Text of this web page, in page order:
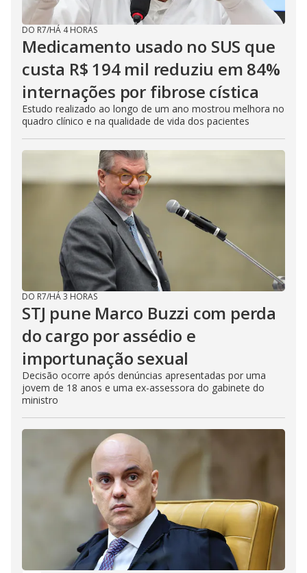
DO R7/HÁ 4 HORAS
Medicamento usado no SUS que
custa R$ 194 mil reduziu em 84%
internações por fibrose cística
Estudo realizado ao longo de um ano mostrou melhora no
quadro clínico e na qualidade de vida dos pacientes
DO R7/HÁ 3 HORAS
STJ pune Marco Buzzi com perda
do cargo por assédio e
importunação sexual
Decisão ocorre após denúncias apresentadas por uma
jovem de 18 anos e uma ex-assessora do gabinete do
ministro